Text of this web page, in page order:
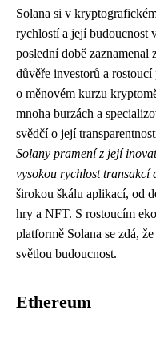
Solana si v
rychlostí a její budoucnost
poslední době zaznamenal
důvěře investorů a
o měnovém kurzu
mnoha burzách a
svědčí o její
Solany pramení z její
vysokou rychlost transakcí
širokou škálu aplikací, od
hry a NFT. S rostoucím
platformě Solana se zdá,
světlou budoucnost.
Ethereum